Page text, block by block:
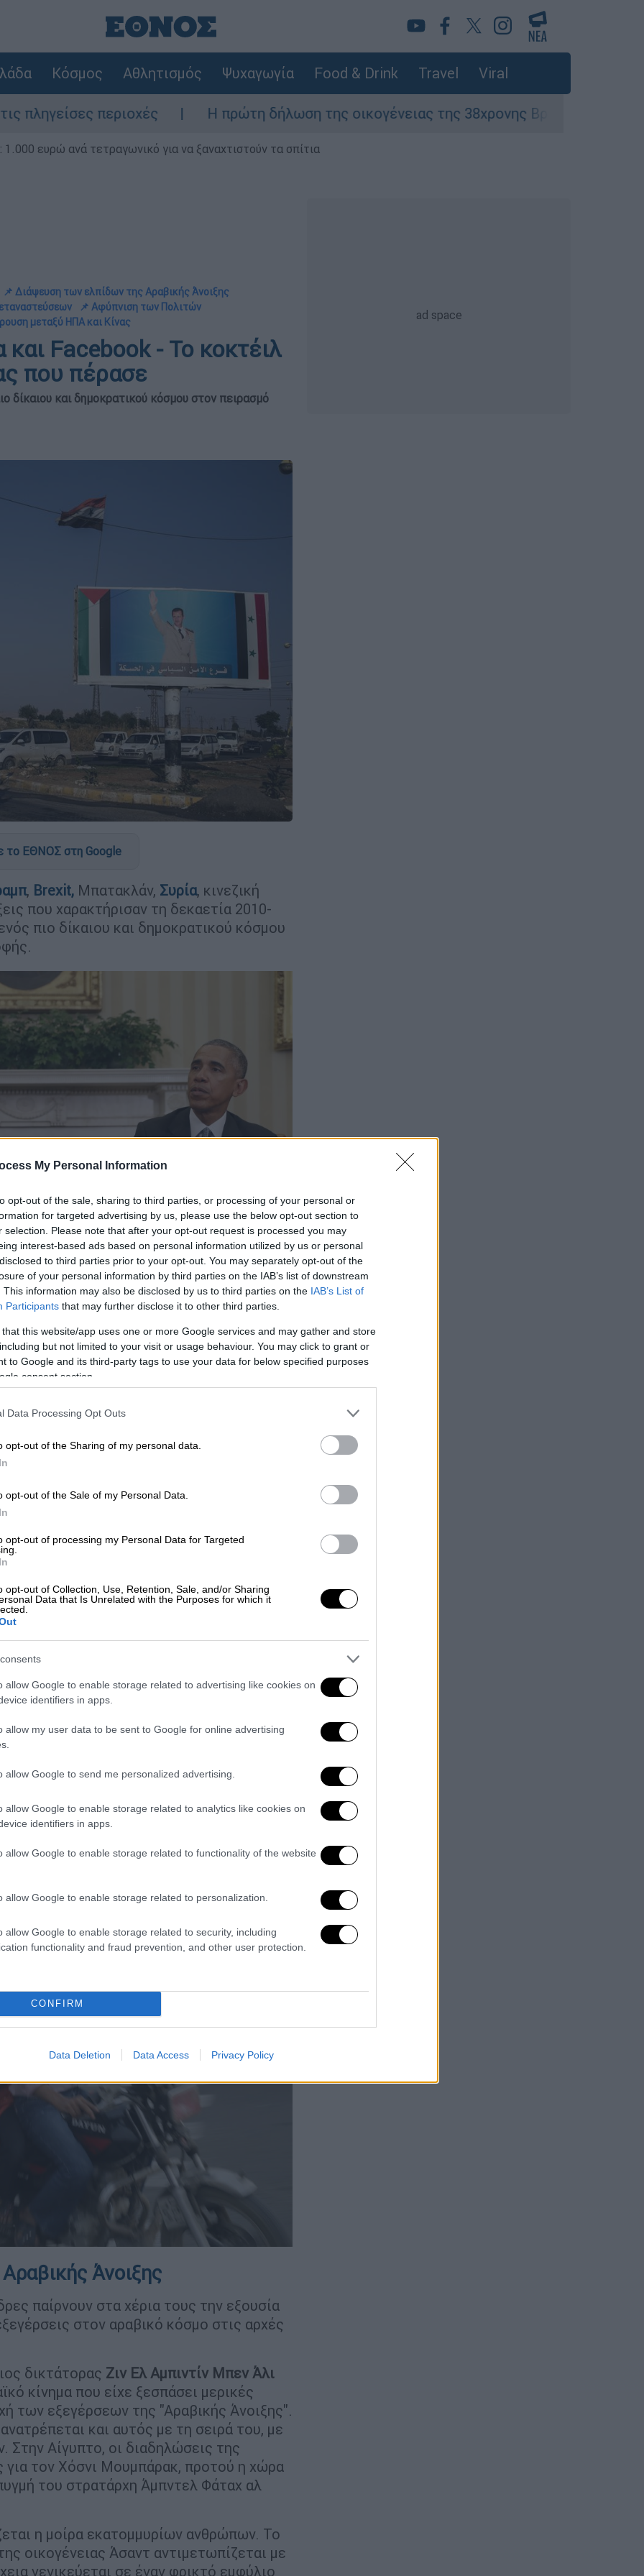
My Personal Information
opt-out of the sale, sharing to third parties, or processing of your personal or
for targeted advertising by us, please use the below opt-out section to
selection. Please note that after your opt-out request is processed you may
interest-based ads based on personal information utilized by us or personal
to third parties prior to your opt-out. You may separately opt-out of the
of your personal information by third parties on the IAB’s list of downstream
This information may also be disclosed by us to third parties on the IAB’s List of
Participants that may further disclose it to other third parties.
that this website/app uses one or more Google services and may gather and store
but not limited to your visit or usage behaviour. You may click to grant or
to Google and its third-party tags to use your data for below specified purposes
consent section.
Data Processing Opt Outs
opt-out of the Sharing of my personal data.
opt-out of the Sale of my Personal Data.
opt-out of processing my Personal Data for Targeted
opt-out of Collection, Use, Retention, Sale, and/or Sharing
Data that Is Unrelated with the Purposes for which it
allow Google to enable storage related to advertising like cookies on
identifiers in apps.
allow my user data to be sent to Google for online advertising
allow Google to send me personalized advertising.
allow Google to enable storage related to analytics like cookies on
identifiers in apps.
allow Google to enable storage related to functionality of the website
allow Google to enable storage related to personalization.
allow Google to enable storage related to security, including
functionality and fraud prevention, and other user protection.
CONFIRM
Data Deletion Data Access Privacy Policy
Κόσμος Αθλητισμός Ψυχαγωγία Food & Drink Travel Viral
Η πρώτη δήλωση της οικογένειας της 38χρονης Βρετανίδας που δολοφονήθηκε
ευρώ ανά τετραγωνικό για να ξαναχτιστούν τα σπίτια
📌 Διάψευση των ελπίδων της Αραβικής Άνοιξης
📌 Αφύπνιση των Πολιτών
μεταξύ ΗΠΑ και Κίνας
Facebook - Το κοκτέιλ
που πέρασε
και δημοκρατικού κόσμου στον πειρασμό
το ΕΘΝΟΣ στη Google
, Brexit, Μπατακλάν, Συρία, κινεζική
που χαρακτήρισαν τη δεκαετία 2010-
πιο δίκαιου και δημοκρατικού κόσμου
του Ντόναλντ Τραμπ, του
την απειλή καθαίρεσης. Η διαδικασία
πρόεδροι, μεταξύ αυτών ο Μπιλ
σε αυτή τη θέση--, αλλά δεν εγκυμονεί
του τη βοήθεια μιας ξένης
-άνευ απροόπτου- θα αθωωθεί τον
το Ρεπουμπλικανικό του Κόμμα.
ακινήτων και πρώην τηλεπαρουσιαστής
δύναμης στον κόσμο το
73χρονος πήρε τη σκυτάλη από τον
πρόεδρο στην αμερικανική ιστορία
Οι δύο άνδρες βρίσκονται ο ένας στον
κατά της μετανάστευσης,
Τραμπ επιβάλλει την ατζέντα
τη χώρα μας. Από αυτήν τη στιγμή, η
λέει από το Καπιτώλιο στην ομιλία που
20 Ιανουαρίου του 2017.
της δεκαετίας, οι εξαιρετικές
η οποία δεν σταματά να αναπτύσσεται
τις πιθανότητες επανεκλογής του.
με τους συμμάχους του, κάνει άνω κάτω
στο όνομα του ρεαλισμού να ενισχύει
Άνοιξης
παίρνουν στα χέρια τους την εξουσία
στον αραβικό κόσμο στις αρχές
δικτάτορας Ζιν Ελ Αμπιντίν Μπεν Άλι
κίνημα που είχε ξεσπάσει μερικές
των εξεγέρσεων της "Αραβικής Άνοιξης".
ανατρέπεται και αυτός με τη σειρά του, με
Στην Αίγυπτο, οι διαδηλώσεις της
για τον Χόσνι Μουμπάρακ, προτού η χώρα
του στρατάρχη Άμπντελ Φάταχ αλ
η μοίρα εκατομμυρίων ανθρώπων. Το
οικογένειας Άσαντ αντιμετωπίζεται με
γενικεύεται σε έναν φρικτό εμφύλιο